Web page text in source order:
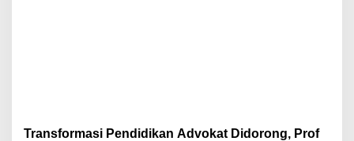
Transformasi Pendidikan Advokat Didorong, Prof